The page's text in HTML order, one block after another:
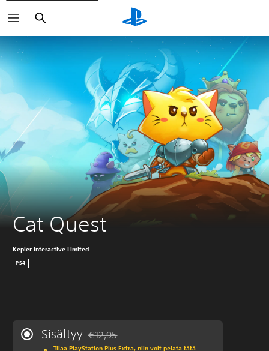
Haku
Cat Quest
Kepler Interactive Limited
PS4
Sisältyy Alennettu alkuperäisestä hinnasta €12,95
€12,95
Tilaa PlayStation Plus Extra, niin voit pelata tätä